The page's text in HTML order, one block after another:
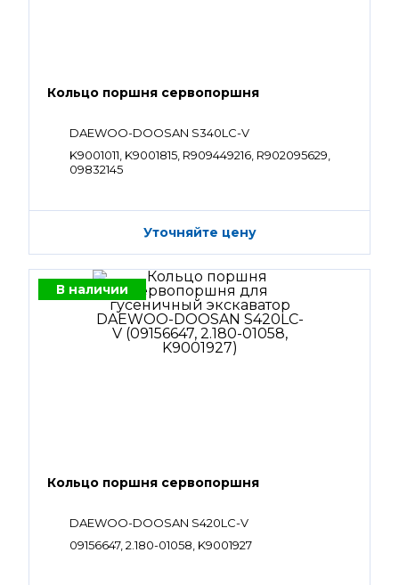
Кольцо поршня сервопоршня
DAEWOO-DOOSAN S340LC-V
K9001011, K9001815, R909449216, R902095629,
09832145
Уточняйте цену
В наличии
Кольцо поршня сервопоршня
DAEWOO-DOOSAN S420LC-V
09156647, 2.180-01058, K9001927